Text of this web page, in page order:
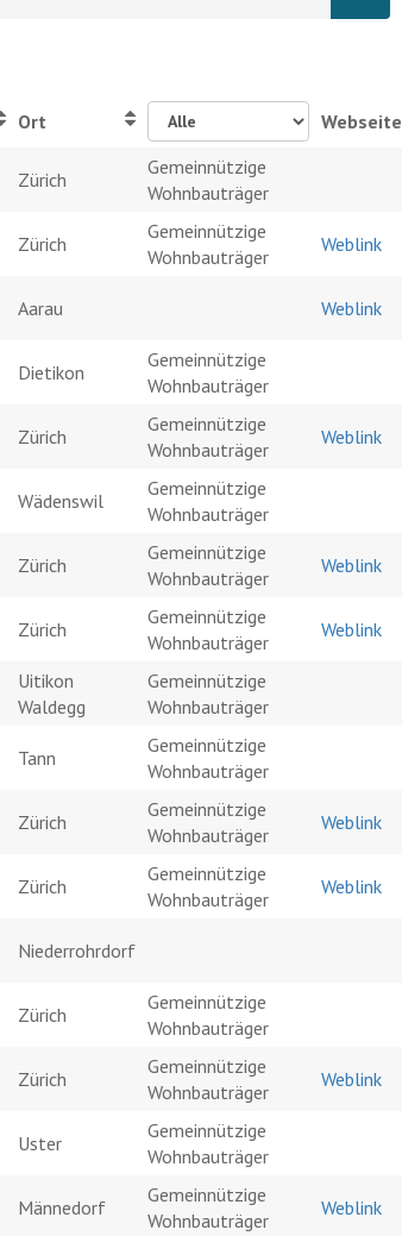
Ort
Webseite
Zürich
Gemeinnützige
Wohnbauträger
Zürich
Gemeinnützige
Wohnbauträger
Weblink
Aarau Weblink
Dietikon
Gemeinnützige
Wohnbauträger
Zürich
Gemeinnützige
Wohnbauträger
Weblink
Wädenswil
Gemeinnützige
Wohnbauträger
Zürich
Gemeinnützige
Wohnbauträger
Weblink
Zürich
Gemeinnützige
Wohnbauträger
Weblink
Uitikon
Waldegg
Gemeinnützige
Wohnbauträger
Tann
Gemeinnützige
Wohnbauträger
Zürich
Gemeinnützige
Wohnbauträger
Weblink
Zürich
Gemeinnützige
Wohnbauträger
Weblink
Niederrohrdorf
Zürich
Gemeinnützige
Wohnbauträger
Zürich
Gemeinnützige
Wohnbauträger
Weblink
Uster
Gemeinnützige
Wohnbauträger
Männedorf
Gemeinnützige
Wohnbauträger
Weblink